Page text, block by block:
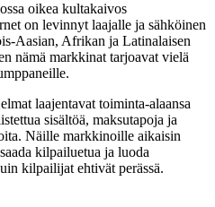
oikea kultakaivos
on levinnyt laajalle ja sähköinen
Aasian, Afrikan ja Latinalaisen
nämä markkinat tarjoavat vielä
laajentavat toiminta-alaansa
sisältöä, maksutapoja ja
Näille markkinoille aikaisin
kilpailuetua ja luoda
kilpailijat ehtivät perässä.